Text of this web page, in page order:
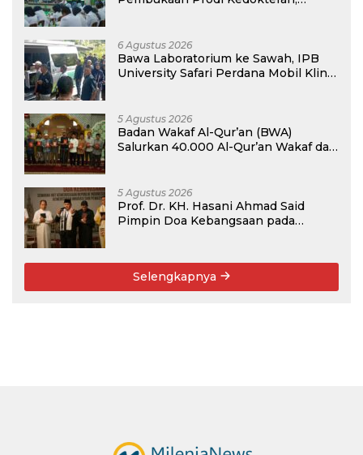
6 Agustus 2026
Bawa Laboratorium ke Sawah, IPB
University Safari Perdana Mobil Klinik
5 Agustus 2026
Badan Wakaf Al-Qur’an (BWA)
Salurkan 40.000 Al-Qur’an Wakaf dan
5 Agustus 2026
Prof. Dr. KH. Hasani Ahmad Said
Pimpin Doa Kebangsaan pada
Pemasyarakatan RI
Selengkapnya